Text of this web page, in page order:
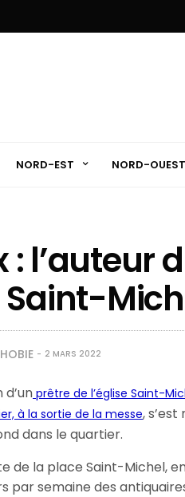
NORD-EST NORD-OUEST
: l’auteur
2 MARS 2022
d’un prêtre de l’église Saint-
à la sortie de la messe,
dans le quartier.
de la place Saint-Michel,
par semaine des